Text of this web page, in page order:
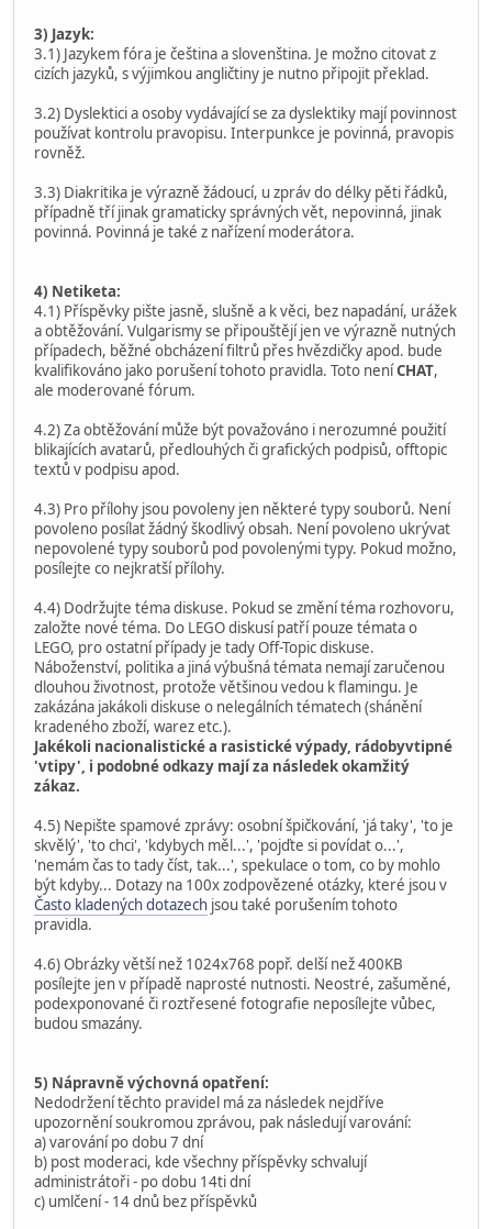
3) Jazyk:
3.1) Jazykem fóra je čeština a slovenština. Je možno citovat z
cizích jazyků, s výjimkou angličtiny je nutno připojit překlad.
3.2) Dyslektici a osoby vydávající se za dyslektiky mají povinnost
používat kontrolu pravopisu. Interpunkce je povinná, pravopis
rovněž.
3.3) Diakritika je výrazně žádoucí, u zpráv do délky pěti řádků,
případně tří jinak gramaticky správných vět, nepovinná, jinak
povinná. Povinná je také z nařízení moderátora.
4) Netiketa:
4.1) Příspěvky pište jasně, slušně a k věci, bez napadání, urážek
a obtěžování. Vulgarismy se připouštějí jen ve výrazně nutných
případech, běžné obcházení filtrů přes hvězdičky apod. bude
kvalifikováno jako porušení tohoto pravidla. Toto neníCHAT,
ale moderované fórum.
4.2) Za obtěžování může být považováno i nerozumné použití
blikajících avatarů, předlouhých či grafických podpisů, offtopic
textů v podpisu apod.
4.3) Pro přílohy jsou povoleny jen některé typy souborů. Není
povoleno posílat žádný škodlivý obsah. Není povoleno ukrývat
nepovolené typy souborů pod povolenými typy. Pokud možno,
posílejte co nejkratší přílohy.
4.4) Dodržujte téma diskuse. Pokud se změní téma rozhovoru,
založte nové téma. Do LEGO diskusí patří pouze témata o
LEGO, pro ostatní případy je tady Off-Topic diskuse.
Náboženství, politika a jiná výbušná témata nemají zaručenou
dlouhou životnost, protože většinou vedou k flamingu. Je
zakázána jakákoli diskuse o nelegálních tématech (shánění
kradeného zboží, warez etc.).
Jakékoli nacionalistické a rasistické výpady, rádobyvtipné
'vtipy', i podobné odkazy mají za následek okamžitý
zákaz.
4.5) Nepište spamové zprávy: osobní špičkování, 'já taky', 'to je
skvělý', 'to chci', 'kdybych měl...', 'pojďte si povídat o...',
'nemám čas to tady číst, tak...', spekulace o tom, co by mohlo
být kdyby... Dotazy na 100x zodpovězené otázky, které jsou v
Často kladených dotazech jsou také porušením tohoto
pravidla.
4.6) Obrázky větší než 1024x768 popř. delší než 400KB
posílejte jen v případě naprosté nutnosti. Neostré, zašuměné,
podexponované či roztřesené fotografie neposílejte vůbec,
budou smazány.
5) Nápravně výchovná opatření:
Nedodržení těchto pravidel má za následek nejdříve
upozornění soukromou zprávou, pak následují varování:
a) varování po dobu 7 dní
b) post moderaci, kde všechny příspěvky schvalují
administrátoři - po dobu 14ti dní
c) umlčení - 14 dnů bez příspěvků